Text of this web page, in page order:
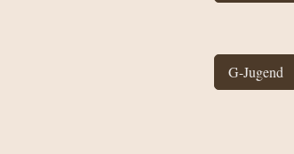
G-Jugend